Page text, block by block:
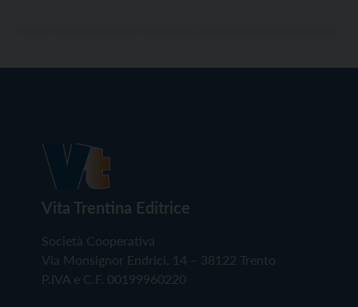
Vita Trentina Editrice
Società Cooperativa
Via Monsignor Endrici, 14 – 38122 Trento
P.IVA e C.F. 00199960220